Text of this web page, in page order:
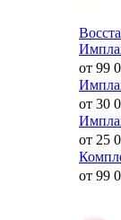
от 99
от 30
от 25
от 99